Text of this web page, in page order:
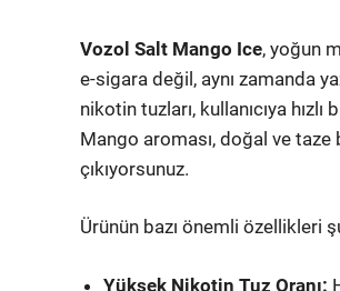
Vozol Salt Mango Ice, yoğun
e-sigara değil, aynı zamanda
nikotin tuzları, kullanıcıya
Mango aroması, doğal ve
çıkıyorsunuz.
Ürünün bazı önemli özellikleri
Yüksek Nikotin Tuz Oranı: